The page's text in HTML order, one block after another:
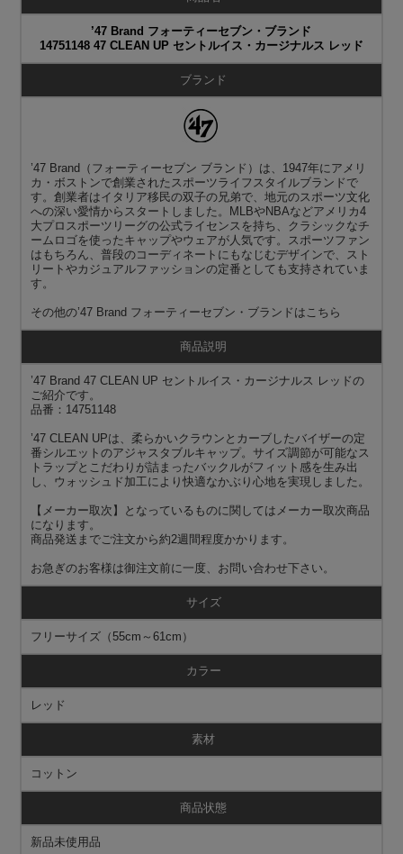
’47 Brand フォーティーセブン・ブランド
14751148 47 CLEAN UP セントルイス・カージナルス レッド
ブランド
’47 Brand（フォーティーセブン ブランド）は、1947年にアメリ
カ・ボストンで創業されたスポーツライフスタイルブランドで
す。創業者はイタリア移民の双子の兄弟で、地元のスポーツ文化
への深い愛情からスタートしました。MLBやNBAなどアメリカ4
大プロスポーツリーグの公式ライセンスを持ち、クラシックなチ
ームロゴを使ったキャップやウェアが人気です。スポーツファン
はもちろん、普段のコーディネートにもなじむデザインで、スト
リートやカジュアルファッションの定番としても支持されていま
す。
その他の’47 Brand フォーティーセブン・ブランド はこちら
商品説明
’47 Brand 47 CLEAN UP セントルイス・カージナルス レッドの
ご紹介です。
品番：14751148
’47 CLEAN UPは、柔らかいクラウンとカーブしたバイザーの定
番シルエットのアジャスタブルキャップ。サイズ調節が可能なス
トラップとこだわりが詰まったバックルがフィット感を生み出
し、ウォッシュド加工により快適なかぶり心地を実現しました。
【メーカー取次】となっているものに関してはメーカー取次商品
になります。
商品発送までご注文から約2週間程度かかります。
お急ぎのお客様は御注文前に一度、お問い合わせ下さい。
サイズ
フリーサイズ（55cm～61cm）
カラー
レッド
素材
コットン
商品状態
新品未使用品